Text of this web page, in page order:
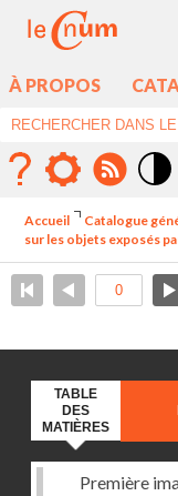
À PROPOS
élévé
Accueil Catalogue
sur les objets exposés
TABLE
DES
MATIÈRES
Première